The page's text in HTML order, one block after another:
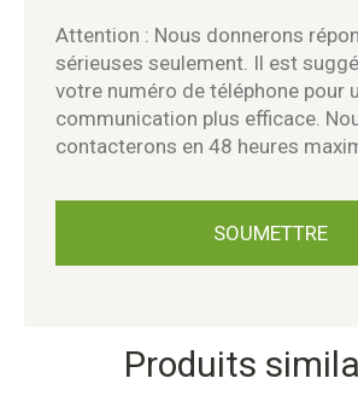
Attention : Nous donnerons
sérieuses seulement. Il est
votre numéro de téléphone pour
communication plus efficace.
contacterons en 48 heures
Produits